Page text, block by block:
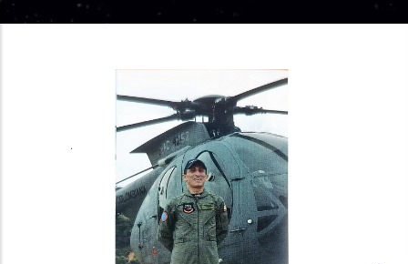
DE
NAVEGACIÓN